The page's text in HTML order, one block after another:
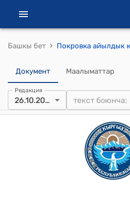
Башкы бет ›
Документ Маалыматтар
Редакция
26.10.2023